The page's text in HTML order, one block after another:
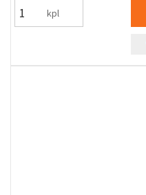
kpl